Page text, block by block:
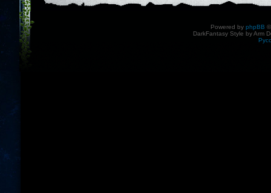
Powered by phpBB
DarkFantasy Style by Arm